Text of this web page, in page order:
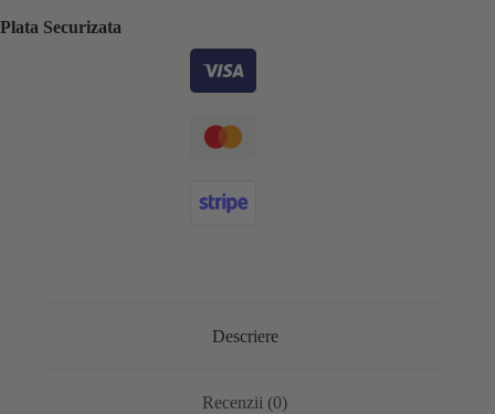
Plata Securizata
Descriere
Recenzii (0)